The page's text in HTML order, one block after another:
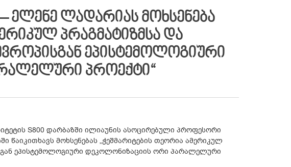
ᲚᲐᲓᲐᲠᲘᲐᲡ ᲛᲝᲮᲡᲔᲜᲔᲑᲐ
ᲞᲠᲐᲒᲛᲐᲢᲘᲖᲛᲡᲐ ᲓᲐ
ᲔᲞᲘᲡᲢᲔᲛᲝᲚᲝᲒᲘᲣᲠᲘ
ᲞᲠᲝᲔᲥᲢᲘ“
S800 დარბაზში ილიაუნის ასოცირებული პროფესორი
მოხსენებას „ჭეშმარიტების თეორია ამერიკულ
ეპისტემოლოგიური დეკოლონიზაციის ორი პარალელური